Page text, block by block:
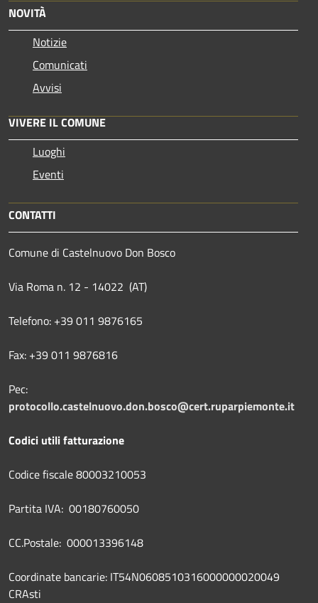
NOVITÀ
Notizie
Comunicati
Avvisi
VIVERE IL COMUNE
Luoghi
Eventi
CONTATTI
Comune di Castelnuovo Don Bosco
Via Roma n. 12 - 14022 (AT)
Telefono: +39 011 9876165
Fax: +39 011 9876816
Pec:
protocollo.castelnuovo.don.bosco@cert.ruparpiemonte.it
Codici utili fatturazione
Codice fiscale 80003210053
Partita IVA: 00180760050
CC.Postale: 000013396148
Coordinate bancarie: IT54N0608510316000000020049
CRAsti